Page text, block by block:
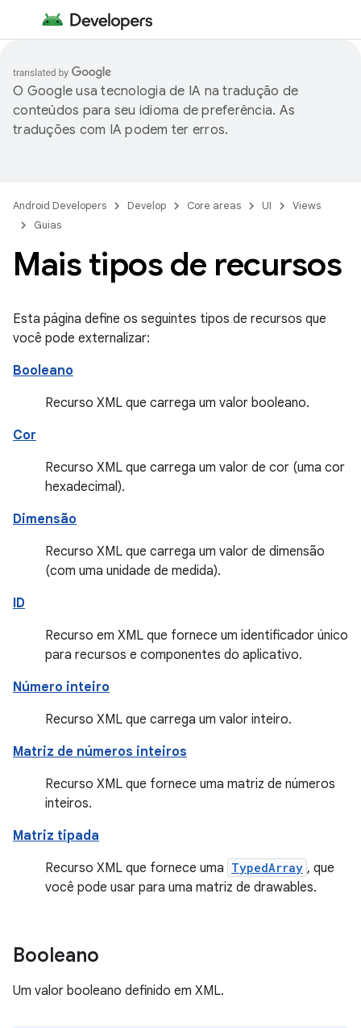
O Google usa tecnologia de IA na tradução de
conteúdos para seu idioma de preferência. As
traduções com IA podem ter erros.
Android Developers Develop Core areas UI
Views
Guias
Mais tipos de recursos
Esta página define os seguintes tipos de recursos que
você pode externalizar:
Booleano
Recurso XML que carrega um valor booleano.
Cor
Recurso XML que carrega um valor de cor (uma cor
hexadecimal).
Dimensão
Recurso XML que carrega um valor de dimensão
(com uma unidade de medida).
ID
Recurso em XML que fornece um identificador único
para recursos e componentes do aplicativo.
Número inteiro
Recurso XML que carrega um valor inteiro.
Matriz de números inteiros
Recurso XML que fornece uma matriz de números
inteiros.
Matriz tipada
Recurso XML que fornece uma TypedArray , que
você pode usar para uma matriz de drawables.
Booleano
Um valor booleano definido em XML.